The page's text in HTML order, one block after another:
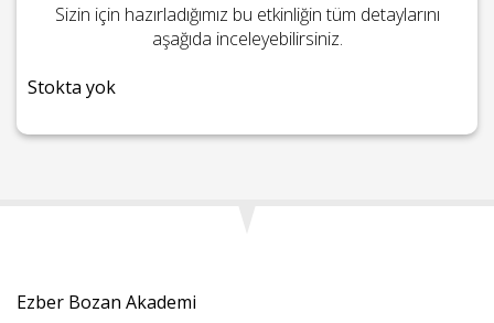
Sizin için hazırladığımız bu etkinliğin tüm detaylarını
aşağıda inceleyebilirsiniz.
Stokta yok
Ezber Bozan Akademi